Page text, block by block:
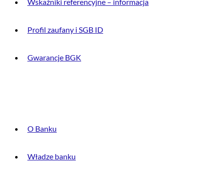
Profil zaufany i SGB ID
Gwarancje BGK
O Banku
Władze banku